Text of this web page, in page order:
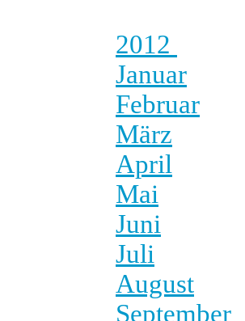
2012
Januar
Februar
März
April
Mai
Juni
Juli
August
September